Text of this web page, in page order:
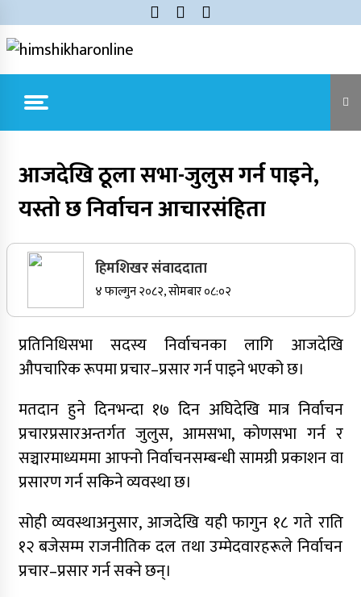
to
content
Himshikhar Online
जुम्लाबाट सुर्खेत र नेपालगञ्जतर्फ लैजाँदै गरिएको १८०
कार्टुन स्याउ प्रहरीले नियन्त्रणमा
सर्वोच्चले खारेज गर्‍यो दानबहादुर बुढाको रिट,
पदमुक्तिको निर्णय कायम
सुर्खेतमा जिप दुर्घटना,१५ जना घाइते
जुम्लामा चरेससहित २१ वर्षीय युवक पक्राउ
जुम्लामा बेहोस अवस्थामा फेला परेका युवाको मृत्यु
कर्णालीमा कांग्रेसका चार मन्त्रीहरूले दिए राजीनामा
नृपध्वज निरौलाको इजलासले उक्त निर्णय खारेजको
जुम्लामा महिलामाथि जबरजस्ती करणी प्रयासको
आरोपमा एक पक्राउ
नेपाली कांग्रेस जुम्लाका कोषाध्यक्ष पाण्डेको निधन
आजदेखि ठूला सभा-जुलुस गर्न पाइने,
यस्तो छ निर्वाचन आचारसंहिता
हिमशिखर संवाददाता
४ फाल्गुन २०८२, सोमबार ०८:०२
प्रतिनिधिसभा सदस्य निर्वाचनका लागि आजदेखि
औपचारिक रूपमा प्रचार–प्रसार गर्न पाइने भएको छ।
मतदान हुने दिनभन्दा १७ दिन अघिदेखि मात्र निर्वाचन
प्रचारप्रसारअन्तर्गत जुलुस, आमसभा, कोणसभा गर्न र
सञ्चारमाध्यममा आफ्नो निर्वाचनसम्बन्धी सामग्री प्रकाशन वा
प्रसारण गर्न सकिने व्यवस्था छ।
सोही व्यवस्थाअनुसार, आजदेखि यही फागुन १८ गते राति
१२ बजेसम्म राजनीतिक दल तथा उम्मेदवारहरूले निर्वाचन
प्रचार–प्रसार गर्न सक्ने छन्।